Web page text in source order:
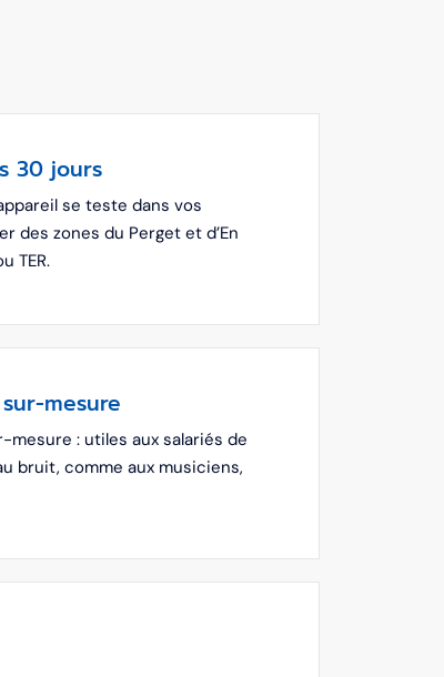
30 jours
se teste dans vos
des zones du Perget et d’En
TER.
mesure
: utiles aux salariés de
bruit, comme aux musiciens,